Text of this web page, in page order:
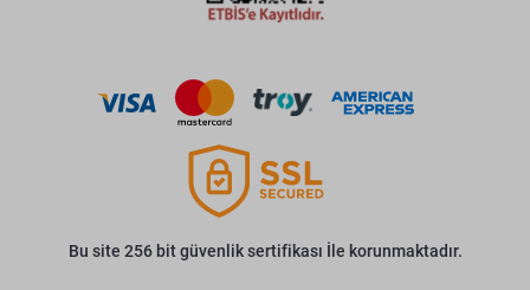
Bu site 256 bit güvenlik sertifikası İle korunmaktadır.